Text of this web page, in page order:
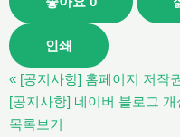
인쇄
« [공지사항] 홈페이지 저작
[공지사항] 네이버 블로그 개
목록보기